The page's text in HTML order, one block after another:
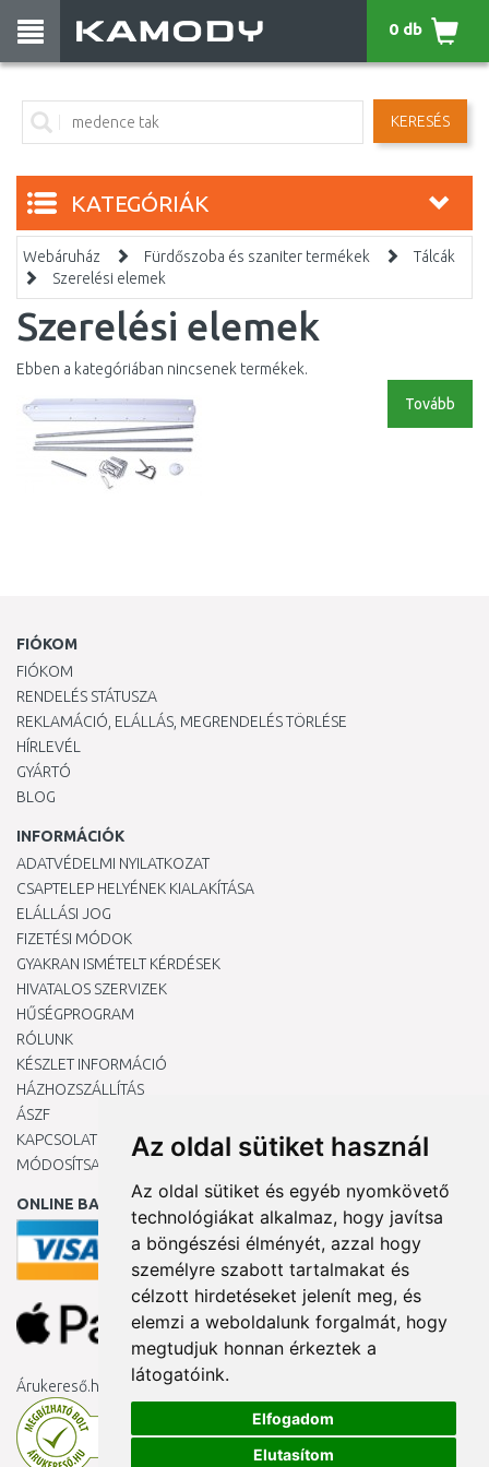
Az oldal sütiket használ
Az oldal sütiket és egyéb nyomkövető
technológiákat alkalmaz, hogy javítsa
a böngészési élményét, azzal hogy
személyre szabott tartalmakat és
célzott hirdetéseket jelenít meg, és
elemzi a weboldalunk forgalmát, hogy
megtudjuk honnan érkeztek a
látogatóink.
Elfogadom
Elutasítom
KERESÉS
0 db
KATEGÓRIÁK
Webáruház Fürdőszoba és szaniter termékek
Tálcák
Szerelési elemek
Szerelési elemek
Ebben a kategóriában nincsenek termékek.
Tovább
FIÓKOM
FIÓKOM
RENDELÉS STÁTUSZA
REKLAMÁCIÓ, ELÁLLÁS, MEGRENDELÉS TÖRLÉSE
HÍRLEVÉL
GYÁRTÓ
BLOG
INFORMÁCIÓK
ADATVÉDELMI NYILATKOZAT
CSAPTELEP HELYÉNEK KIALAKÍTÁSA
ELÁLLÁSI JOG
FIZETÉSI MÓDOK
GYAKRAN ISMÉTELT KÉRDÉSEK
HIVATALOS SZERVIZEK
HŰSÉGPROGRAM
RÓLUNK
KÉSZLET INFORMÁCIÓ
HÁZHOZSZÁLLÍTÁS
ÁSZF
KAPCSOLAT
MÓDOSÍTSA A COOKIE-BEÁLLÍTÁSAIMAT
ONLINE BANKKÁRTYÁVAL
Árukereső.hu